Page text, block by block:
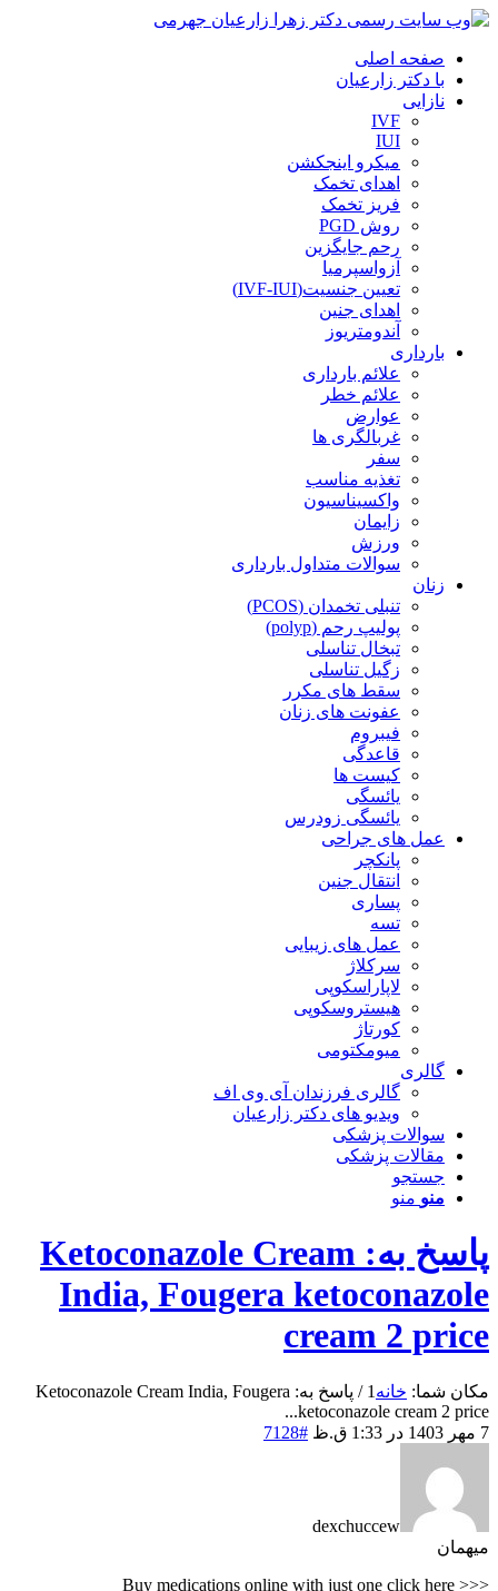
صفحه اصلی
با دکتر زارعیان
نازایی
IVF
IUI
میکرو اینجکشن
اهدای تخمک
فریز تخمک
روش PGD
رحم جایگزین
آزواسپرمیا
تعیین جنسیت(IVF-IUI)
اهدای جنین
آندومتریوز
بارداری
علائم بارداری
علائم خطر
عوارض
غربالگری ها
سفر
تغذیه مناسب
واکسیناسیون
زایمان
ورزش
سوالات متداول بارداری
زنان
تنبلی تخمدان (PCOS)
پولیپ رحم (polyp)
تبخال تناسلی
زگیل تناسلی
سقط های مکرر
عفونت های زنان
فیبروم
قاعدگی
کیست ها
یائسگی
یائسگی زودرس
عمل های جراحی
پانکچر
انتقال جنین
پساری
تسه
عمل های زیبایی
سرکلاژ
لاپاراسکوپی
هیستروسکوپی
کورتاژ
میومکتومی
گالری
گالری فرزندان آی وی اف
ویدیو های دکتر زارعیان
سوالات پزشکی
مقالات پزشکی
جستجو
منو منو
پاسخ به: Ketoconazole Cream
India, Fougera ketoconazole
cream 2 price
مکان شما: خانه 1
/
پاسخ به: Ketoconazole Cream India, Fougera
ketoconazole cream 2 price...
7 مهر 1403 در 1:33 ق.ظ
#7128
dexchuccew
میهمان
Buy medications online with just one click here >>>